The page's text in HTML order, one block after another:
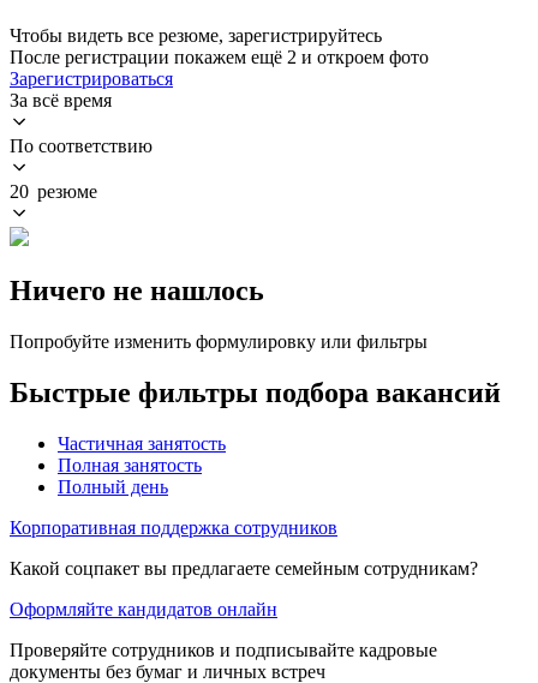
Чтобы видеть все резюме, зарегистрируйтесь
После регистрации покажем ещё 2 и откроем фото
Зарегистрироваться
За всё время
По соответствию
20 резюме
Ничего не нашлось
Попробуйте изменить формулировку или фильтры
Быстрые фильтры подбора вакансий
Частичная занятость
Полная занятость
Полный день
Корпоративная поддержка сотрудников
Какой соцпакет вы предлагаете семейным сотрудникам?
Оформляйте кандидатов онлайн
Проверяйте сотрудников и подписывайте кадровые
документы без бумаг и личных встреч